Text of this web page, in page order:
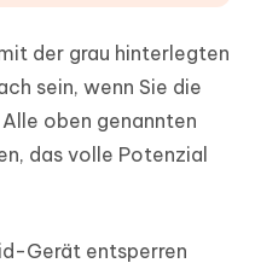
der grau hinterlegten
sein, wenn Sie die
oben genannten
das volle Potenzial
Gerät entsperren